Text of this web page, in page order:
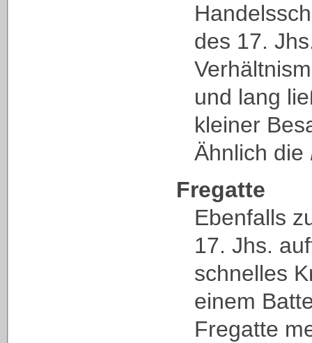
des 17.
und lang
kleiner
Ähnlich die
Fregatte
Ebenfalls
17. Jhs.
schnelles
einem
Fregatte